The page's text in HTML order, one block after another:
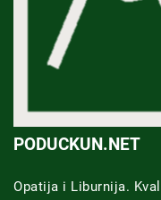
PODUCKUN.NET
Opatija i Liburnija.